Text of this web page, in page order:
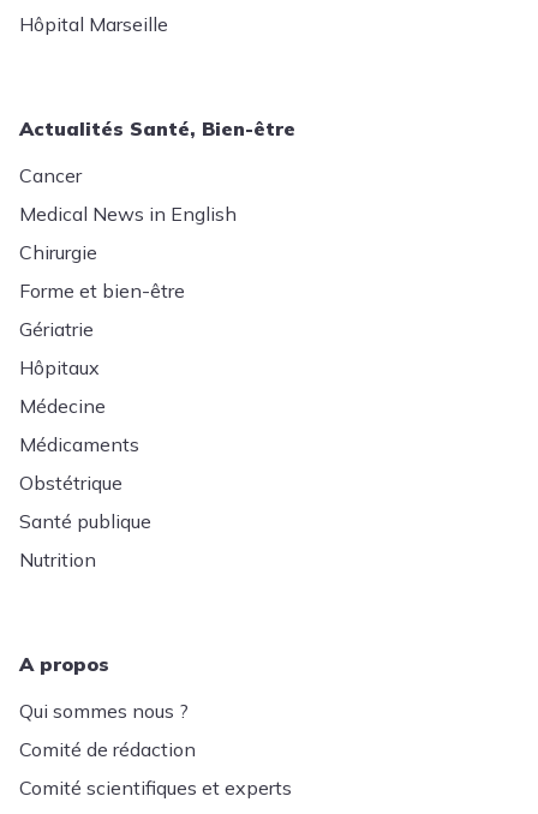
Hôpital Marseille
Actualités Santé, Bien-être
Cancer
Medical News in English
Chirurgie
Forme et bien-être
Gériatrie
Hôpitaux
Médecine
Médicaments
Obstétrique
Santé publique
Nutrition
A propos
Qui sommes nous ?
Comité de rédaction
Comité scientifiques et experts